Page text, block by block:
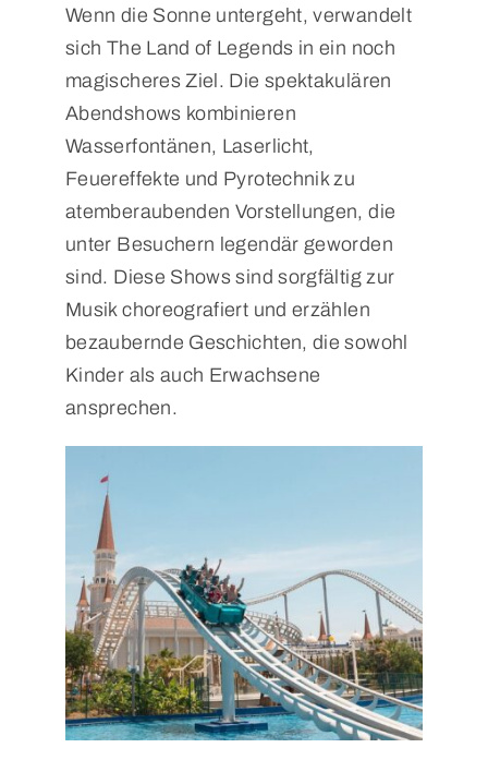
Wenn die Sonne untergeht, verwandelt
sich The Land of Legends in ein noch
magischeres Ziel. Die spektakulären
Abendshows kombinieren
Wasserfontänen, Laserlicht,
Feuereffekte und Pyrotechnik zu
atemberaubenden Vorstellungen, die
unter Besuchern legendär geworden
sind. Diese Shows sind sorgfältig zur
Musik choreografiert und erzählen
bezaubernde Geschichten, die sowohl
Kinder als auch Erwachsene
ansprechen.